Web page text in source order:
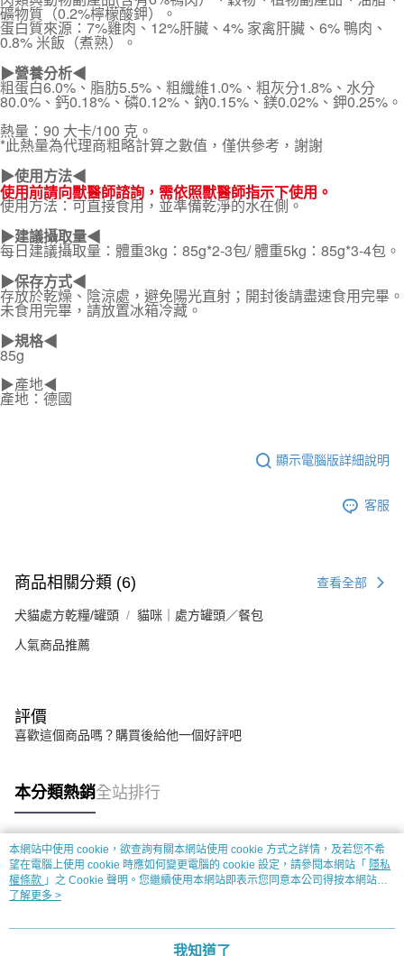
礦物質（0.2%檸檬酸鉀）。
蛋白質來源：7%雞肉、12%肝臟、4% 家禽肝臟、6% 鴨肉、
0.8% 米飯（煮熟）。
▶營養分析◀
粗蛋白6.0%、脂肪5.5%、粗纖維1.0%、粗灰分1.8%、水分
80.0%、鈣0.18%、磷0.12%、鈉0.15%、鎂0.02%、鉀0.25%。
熱量：90 大卡/100 克。
*此熱量為代理商粗略計算之數值，僅供參考，謝謝
▶使用方法◀
使用前請向獸醫師諮詢，需依照獸醫師指示下使用。
使用方法：可直接食用，並準備乾淨的水在側。
▶建議攝取量◀
每日建議攝取量：體重3kg：85g*2-3包/ 體重5kg：85g*3-4包。
▶保存方式◀
存放於乾燥、陰涼處，避免陽光直射；開封後請盡速食用完畢。
未食用完畢，請放置冰箱冷藏。
▶規格◀
85g
▶產地◀
產地：德國
顯示電腦版詳細說明
客服
商品相關分類 (6) 查看全部
犬貓處方乾糧/罐頭 貓咪｜處方罐頭／餐包
人氣商品推薦
評價
喜歡這個商品嗎？購買後給他一個好評吧
本分類熱銷全站排行
熱門標籤
本網站中使用 cookie，欲查詢有關本網站使用 cookie 方式之詳情，及若您不希
望在電腦上使用 cookie 時應如何變更電腦的 cookie 設定，請參閱本網站「 隱私
權條款 」之 Cookie 聲明。您繼續使用本網站即表示您同意本公司得按本網站使
用條款之 Cookie 聲明使用 cookie。
了解更多 >
我知道了